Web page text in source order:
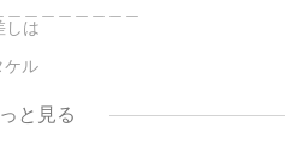
しは
ケル
＿＿＿＿＿＿＿＿
と見る